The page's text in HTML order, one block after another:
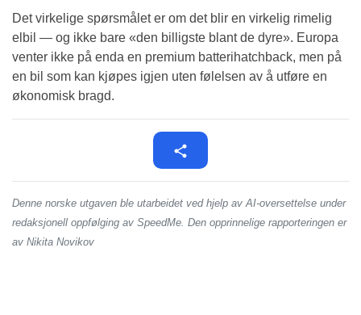
Det virkelige spørsmålet er om det blir en virkelig rimelig
elbil — og ikke bare «den billigste blant de dyre». Europa
venter ikke på enda en premium batterihatchback, men på
en bil som kan kjøpes igjen uten følelsen av å utføre en
økonomisk bragd.
Denne norske utgaven ble utarbeidet ved hjelp av AI-oversettelse under
redaksjonell oppfølging av SpeedMe. Den opprinnelige rapporteringen er
av Nikita Novikov